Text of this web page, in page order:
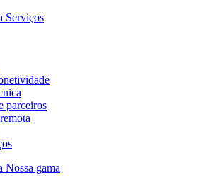
Serviços
parceiros
Nossa gama